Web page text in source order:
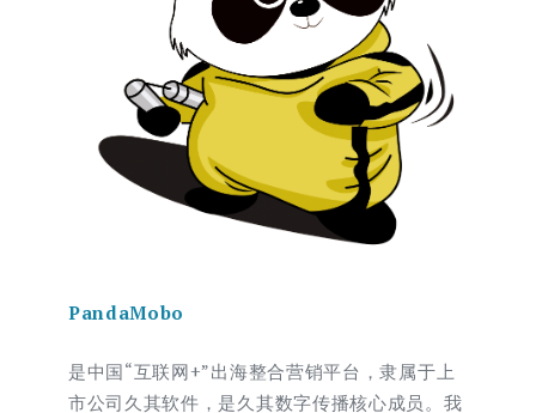
PandaMobo
是中国“互联网+”出海整合营销平台，隶属于上
市公司久其软件，是久其数字传播核心成员。我